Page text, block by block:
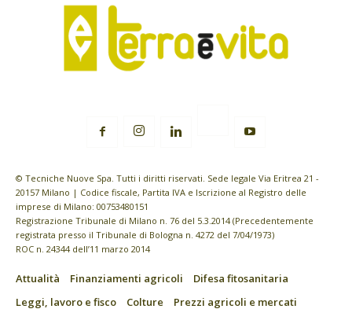
© Tecniche Nuove Spa. Tutti i diritti riservati. Sede legale Via Eritrea 21 -
20157 Milano | Codice fiscale, Partita IVA e Iscrizione al Registro delle
imprese di Milano: 00753480151
Registrazione Tribunale di Milano n. 76 del 5.3.2014 (Precedentemente
registrata presso il Tribunale di Bologna n. 4272 del 7/04/1973)
ROC n. 24344 dell’11 marzo 2014
Attualità Finanziamenti agricoli
Difesa fitosanitaria
Leggi, lavoro e fisco
Colture
Prezzi agricoli e mercati